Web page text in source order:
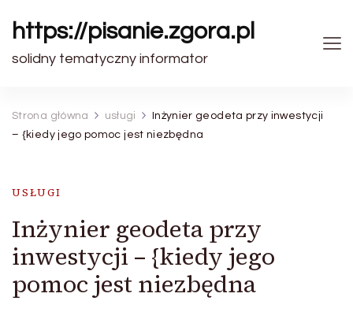
https://pisanie.zgora.pl
solidny tematyczny informator
Strona główna usługi
Inżynier geodeta przy inwestycji
– {kiedy jego pomoc jest niezbędna
USŁUGI
Inżynier geodeta przy
inwestycji – {kiedy jego
pomoc jest niezbędna